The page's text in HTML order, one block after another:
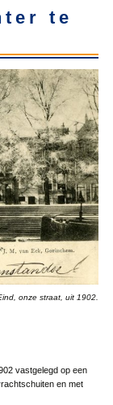
te
onze straat, uit 1902.
vastgelegd op een
en met